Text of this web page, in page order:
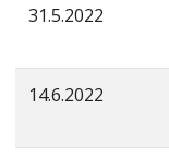
31.5.2022
14.6.2022